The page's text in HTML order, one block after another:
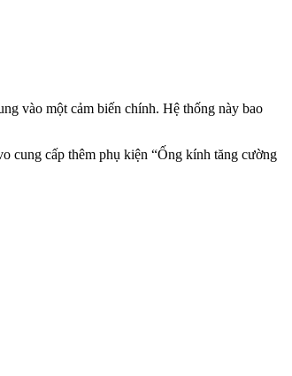
vào một cảm biến chính. Hệ thống này bao
cung cấp thêm phụ kiện “Ống kính tăng cường